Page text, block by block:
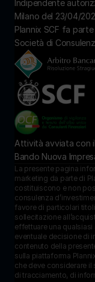
La presente pagina
marketing da parte di
costituiscono e non
consulenza
favore di particolari
sollecitazione
effettuare una qualsiasi
eventuale decisione di
contenuto della
sulla piattaforma
che deve considerare
di tracciamento, di
Indipendente
Milano del 23/04/
Plannix SCF fa parte
Società di
Attività avviata con
Bando Nuova